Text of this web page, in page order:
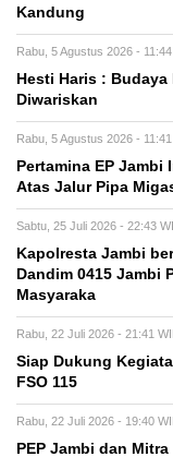
Kandung
Rabu, 5 Agustus 2026 -
Hesti Haris :
Diwariskan
Rabu, 5 Agustus 2026 -
Pertamina EP
Atas Jalur Pipa
Sabtu, 25 Juli 2026 - 22:43
Kapolresta Jambi
Dandim 0415 Jambi
Masyaraka
Rabu, 22 Juli 2026 - 21:41
Siap Dukung
FSO 115
Rabu, 22 Juli 2026 - 19:40
PEP Jambi dan